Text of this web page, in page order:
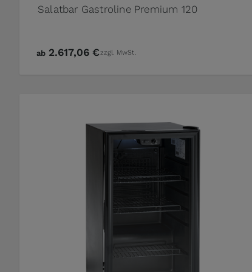
Salatbar Gastroline Premium 120
ab 2.617,06 €zzgl. MwSt.